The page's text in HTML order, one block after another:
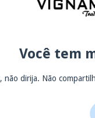
Você tem
não dirija. Não